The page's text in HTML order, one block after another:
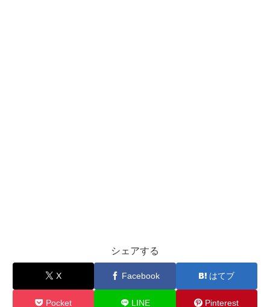
シェアする
X Facebook はてブ
Pocket LINE Pinterest